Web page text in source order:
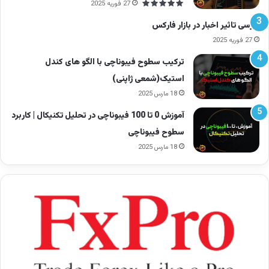
خرید یا فروش کمک می‌کنند.
27 فوریه 2025
بررسی تاثیر اخبار در بازار فارکس
27 فوریه 2025
ترکیب سطوح فیبوناچی با الگو های کندل
استیک(شمعی ژاپنی)
18 مارس 2025
آموزش 0 تا 100 فیبوناچی در تحلیل تکنیکال | کاربرد
سطوح فیبوناچی
18 مارس 2025